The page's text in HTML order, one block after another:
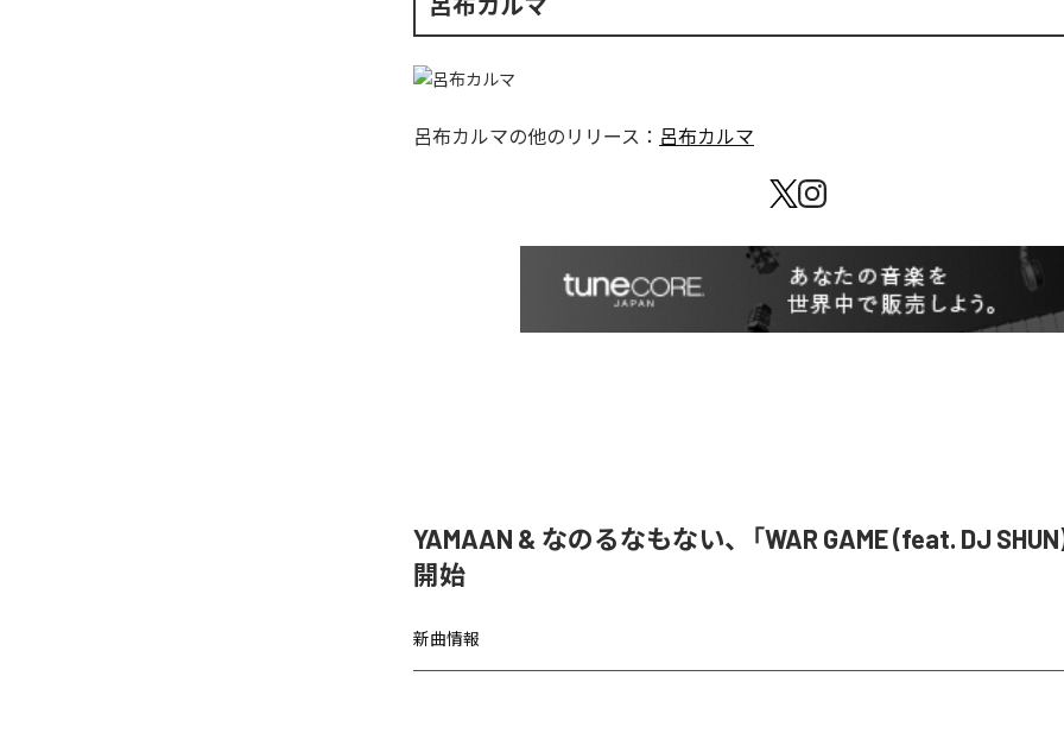
呂布カルマの他のリリース： 呂布カルマ
YAMAAN & なのるなもない、「WAR GAME (feat. DJ
開始
新曲情報